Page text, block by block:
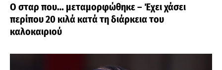
Ο σταρ που… μεταμορφώθηκε – Έχει χάσει
περίπου 20 κιλά κατά τη διάρκεια του
καλοκαιριού